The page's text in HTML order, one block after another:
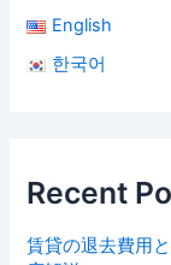
English
한국어
Recent
賃貸の退去費用